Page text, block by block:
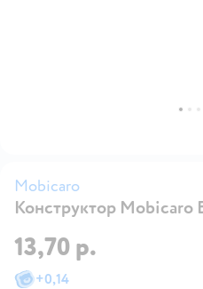
Mobicaro
Конструктор Mobicaro
13,70 р.
+0,14